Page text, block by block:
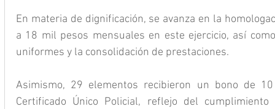
En materia de dignificación, se avanza en la
a 18 mil pesos mensuales en este ejercicio, así
uniformes y la consolidación de prestaciones.
Asimismo, 29 elementos recibieron un bono de
Certificado Único Policial, reflejo del